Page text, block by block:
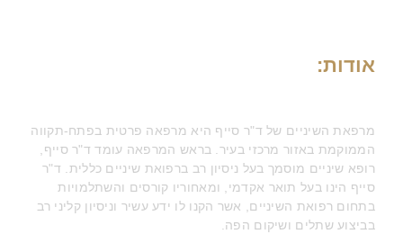
אודות:
מרפאת השיניים של ד"ר סייף היא מרפאה פרטית בפתח-תקווה
הממוקמת באזור מרכזי בעיר. בראש המרפאה עומד ד"ר סייף,
רופא שיניים מוסמך בעל ניסיון רב ברפואת שיניים כללית. ד"ר
סייף הינו בעל תואר אקדמי, ומאחוריו קורסים והשתלמויות
בתחום רפואת השיניים, אשר הקנו לו ידע עשיר וניסיון קליני רב
בביצוע שתלים ושיקום הפה.